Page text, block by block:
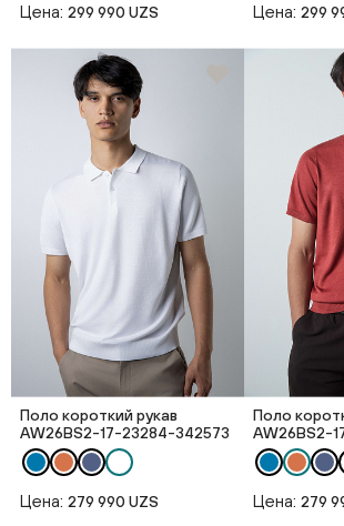
Цена: 299 990 UZS Цена: 299
Поло короткий рукав
AW26BS2-17-23284-342573
Цена: 279 990 UZS
Поло
AW26BS2-
Цена: 279